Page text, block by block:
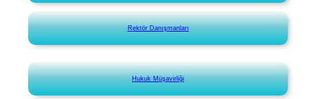
Rektör Danışmanları
Hukuk Müşavirliği